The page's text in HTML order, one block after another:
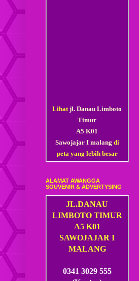
Lihatjl. Danau Limboto
Timur
A5 K01
Sawojajar I malang di
peta yang lebih besar
ALAMAT AWANGGA
SOUVENIR & ADVERTYSING
JL.DANAU
LIMBOTO TIMUR
A5 K01
SAWOJAJAR I
MALANG
0341 3029 555